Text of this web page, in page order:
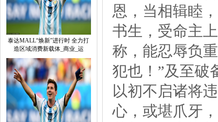
泰达MALL“焕新”进行时全力打
造区域消费新载体_商业_运
恩，当相辑睦
书生，受命主
称，能忍辱负
犯也！”及至破
以初不启诸将
心，或堪爪牙